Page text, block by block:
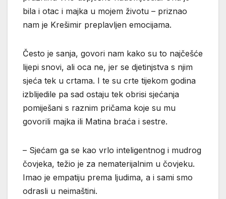
bila i otac i majka u mojem životu – priznao
nam je Krešimir preplavljen emocijama.
Često je sanja, govori nam kako su to najčešće
lijepi snovi, ali oca ne, jer se djetinjstva s njim
sjeća tek u crtama. I te su crte tijekom godina
izblijedile pa sad ostaju tek obrisi sjećanja
pomiješani s raznim pričama koje su mu
govorili majka ili Matina braća i sestre.
– Sjećam ga se kao vrlo inteligentnog i mudrog
čovjeka, težio je za nematerijalnim u čovjeku.
Imao je empatiju prema ljudima, a i sami smo
odrasli u neimaštini.